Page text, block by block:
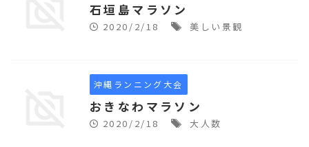
石垣島マラソン
2020/2/18 美しい景観
沖縄ランニング大会
おきなわマラソン
2020/2/18 大人数